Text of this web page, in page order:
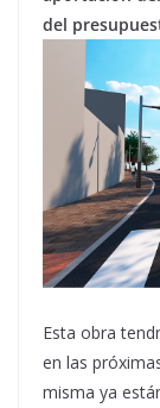
del
Esta obra
en las
misma ya